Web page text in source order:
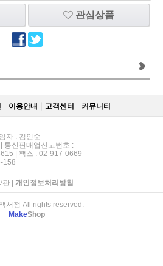
관심상품
이용안내 고객센터 커뮤니티
자 : 김인순
통신판매업신고번호 :
| 팩스 : 02-917-0669
158
관| 개인정보처리방침
서점 All rights reserved.
MakeShop